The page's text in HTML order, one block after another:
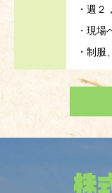
・週２
・現場
・制服